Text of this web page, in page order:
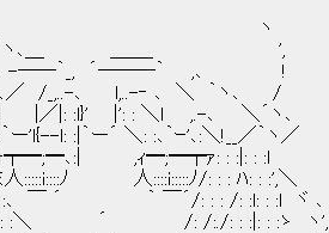
丶'､ ヽ
｀丶'´ヽ､＿ ＿＿_ ',
-──｀_, ´───｀ ,､ !
､／ /_,..-､ l,..-‐ ､ ＼ ｀ヽ､ /
|: :l}' |': : ＼l ,.-､ ＼´ヽ､ それ
l: :|｀ー´ ＼: :､｀ｰ'､:＼!__／｀ヽ／
┯━;━､:| ,ｨ━;━┯ｧ: : :|: : :l 雪が
:::::i::::ﾉ 人::::i:::::ﾉ/: : : ﾊ: : :',＼
´ ｀ ￣´/: : : /: :l: : :l ヾ ､ 雪
:＼ ´ /: /:./: : :|: : :ゝ ヽ',